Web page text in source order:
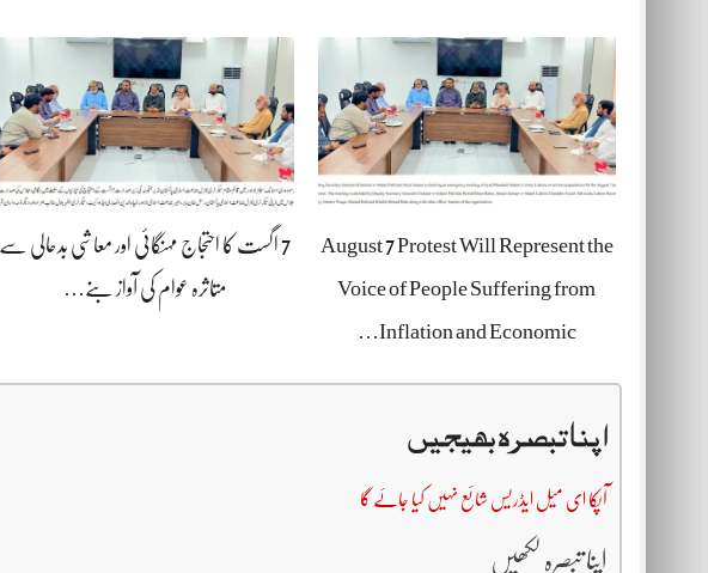
August 7 Protest Will Represent the
Voice of People Suffering from
Inflation and Economic…
7 اگست کا احتجاج مہنگائی اور معاشی بدحالی سے
متاثرہ عوام کی آواز بنے…
اپنا تبصرہ بھیجیں
آپکا ای میل ایڈریس شائع نہیں کیا جائے گا
اپنا تبصرہ لکھیں